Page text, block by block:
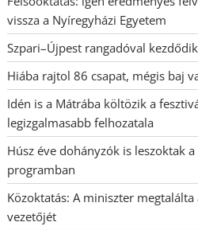
vissza a Nyíregyházi Egyetem
Szpari–Újpest rangadóval
Hiába rajtol 86 csapat, mégis baj
Idén is a Mátrába költözik a
legizgalmasabb felhozatala
Húsz éve dohányzók is leszoktak
programban
Közoktatás: A miniszter
vezetőjét